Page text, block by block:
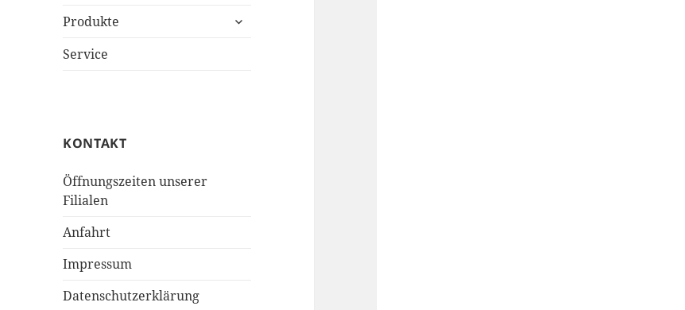
Produkte
untermenü
Service
KONTAKT
Öffnungszeiten unserer
Filialen
Anfahrt
Impressum
Datenschutzerklärung